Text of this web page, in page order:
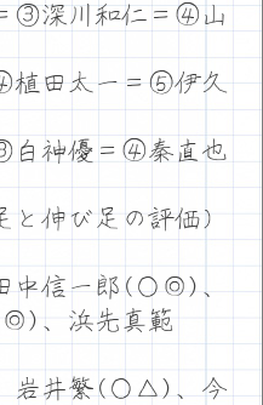
③深川和仁＝④山
植田太一＝⑤伊久
白神優＝④秦直也
伸び足の評価）
信一郎(○◎)、
、浜先真範
岩井繁(○△)、今